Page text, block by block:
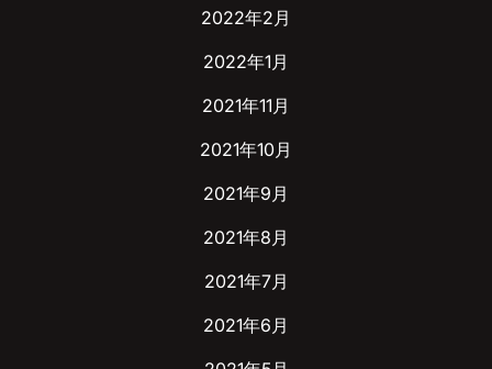
2022年2月
2022年1月
2021年11月
2021年10月
2021年9月
2021年8月
2021年7月
2021年6月